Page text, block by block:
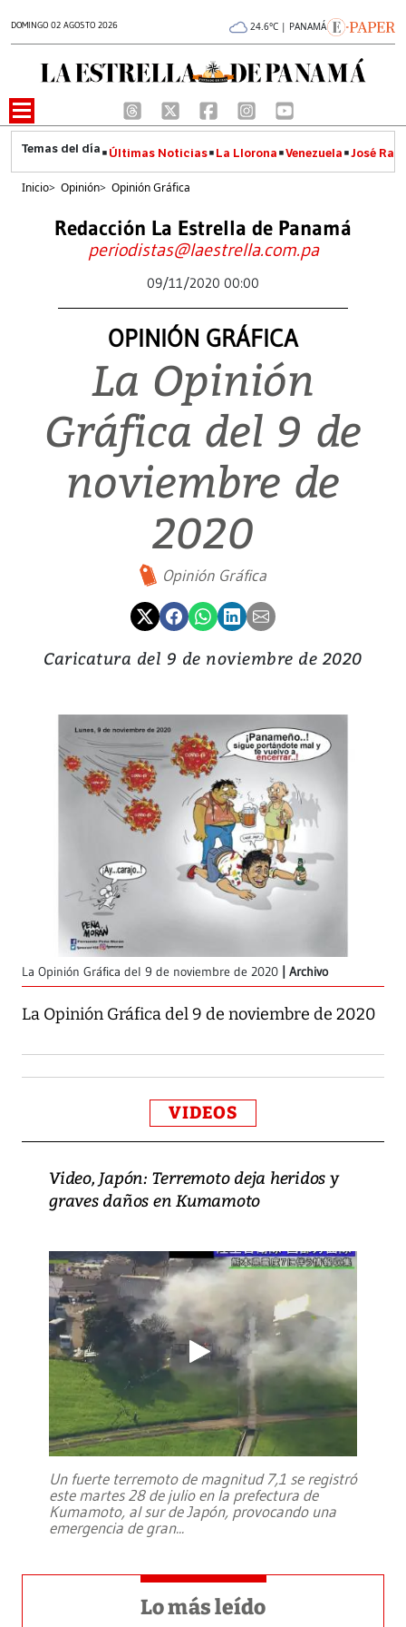
DOMINGO 02 AGOSTO 2026 24.6°C | PANAMÁ
Últimas Noticias La Llorona Venezuela José
Inicio> Opinión> Opinión Gráfica
Redacción La Estrella de Panamá
periodistas@laestrella.com.pa
09/11/2020 00:00
OPINIÓN GRÁFICA
La Opinión
Gráfica del 9 de
noviembre de
2020
Opinión Gráfica
Caricatura del 9 de noviembre de 2020
La Opinión Gráfica del 9 de noviembre de 2020 Archivo
La Opinión Gráfica del 9 de noviembre de 2020
VIDEOS
Video, Japón: Terremoto deja heridos y
graves daños en Kumamoto
Un fuerte terremoto de magnitud 7,1 se registró
este martes 28 de julio en la prefectura de
Kumamoto, al sur de Japón, provocando una
emergencia de gran...
Lo más leído